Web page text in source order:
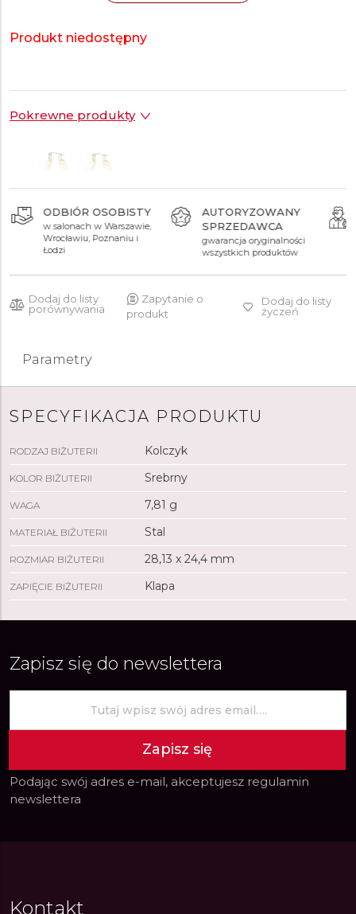
Produkt niedostępny
Pokrewne produkty
119 zł
ODBIÓR OSOBISTY
w salonach w Warszawie,
Wrocławiu, Poznaniu i
Łodzi
AUTORYZOWANY
SPRZEDAWCA
gwarancja oryginalności
wszystkich produktów
Dodaj do listy
porównywania
Zapytanie o
produkt
Dodaj do listy
życzeń
Parametry
SPECYFIKACJA PRODUKTU
RODZAJ BIŻUTERII Kolczyk
KOLOR BIŻUTERII Srebrny
WAGA 7,81 g
MATERIAŁ BIŻUTERII Stal
ROZMIAR BIŻUTERII 28,13 x 24,4 mm
ZAPIĘCIE BIŻUTERII Klapa
Zapisz się do newslettera
Zapisz się
Podając swój adres e-mail, akceptujesz regulamin
newslettera
Kontakt